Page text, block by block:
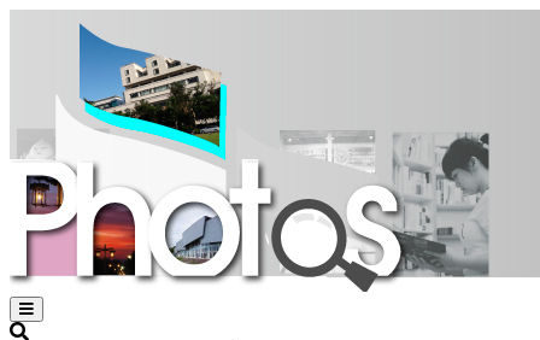
Open
sidebar
Search